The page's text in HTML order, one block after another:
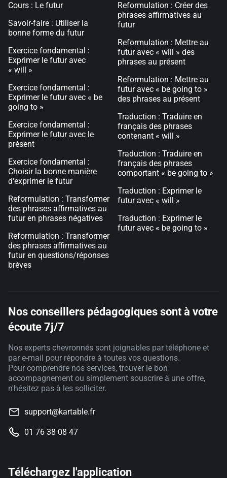
Cours : Le futur
Savoir-faire : Utiliser la
bonne forme du futur
Exercice fondamental :
Exprimer le futur avec
« will »
Exercice fondamental :
Exprimer le futur avec « be
going to »
Exercice fondamental :
Exprimer le futur avec le
présent
Exercice fondamental :
Choisir la bonne manière
d'exprimer le futur
Reformulation : Transformer
des phrases affirmatives au
futur en phrases négatives
Reformulation : Transformer
des phrases affirmatives au
futur en questions/réponses
brèves
Reformulation : Créer des
phrases affirmatives au
futur
Reformulation : Mettre au
futur avec « will » des
phrases au présent
Reformulation : Mettre au
futur avec « be going to »
des phrases au présent
Traduction : Traduire en
français des phrases
contenant « will »
Traduction : Traduire en
français des phrases
comportant « be going to »
Traduction : Exprimer le
futur avec « will »
Traduction : Exprimer le
futur avec « be going to »
Nos conseillers pédagogiques sont à votre
écoute 7j/7
Nos experts chevronnés sont joignables par téléphone et
par e-mail pour répondre à toutes vos questions.
Pour comprendre nos services, trouver le bon
accompagnement ou simplement souscrire à une offre,
n'hésitez pas à les solliciter.
support@kartable.fr
01 76 38 08 47
Téléchargez l'application